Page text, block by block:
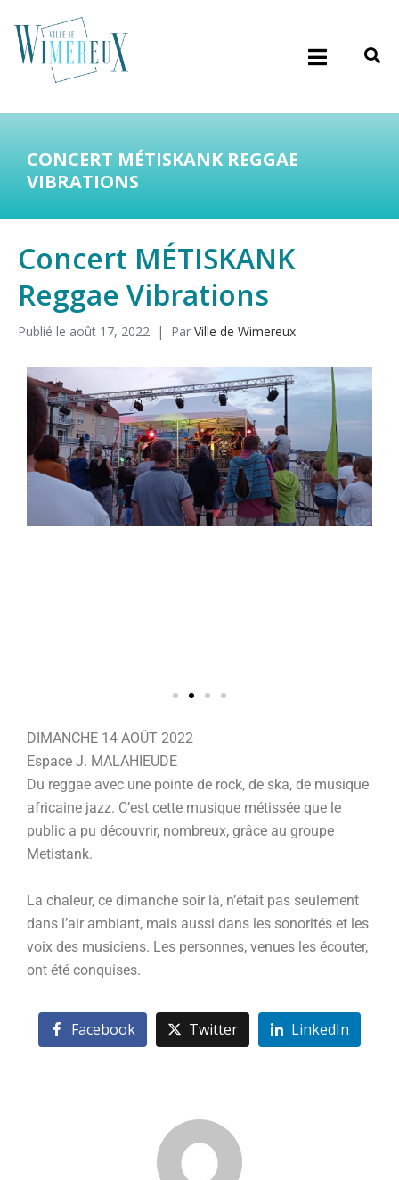
CONCERT MÉTISKANK REGGAE
VIBRATIONS
Concert MÉTISKANK
Reggae Vibrations
Publié le août 17, 2022 Par Ville de Wimereux
DIMANCHE 14 AOÛT 2022
Espace J. MALAHIEUDE
Du reggae avec une pointe de rock, de ska, de musique
africaine jazz. C’est cette musique métissée que le
public a pu découvrir, nombreux, grâce au groupe
Metistank.
La chaleur, ce dimanche soir là, n’était pas seulement
dans l’air ambiant, mais aussi dans les sonorités et les
voix des musiciens. Les personnes, venues les écouter,
ont été conquises.
Facebook Twitter LinkedIn